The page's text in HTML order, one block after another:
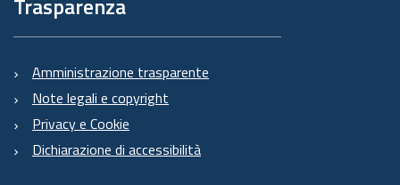
Amministrazione trasparente
Note legali e copyright
Privacy e Cookie
Dichiarazione di accessibilità